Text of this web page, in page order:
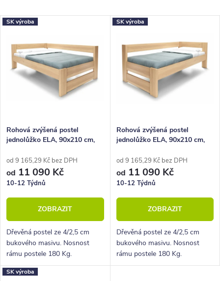
a
z
e
n
o
d
u
k
t
ů
Nejdražší
Nejprodávanější
Abecedně
V
ý
p
r
o
d
u
k
t
ů
SK výroba
Rohová zvýšená postel
jednolůžko ELA, 90x210 cm,
od 9 165,29 Kč bez DPH
od 11 090 Kč
10-12 Týdnů
ZOBRAZIT
Dřevěná postel ze 4/2,5 cm
bukového masivu. Nosnost
rámu postele 180 Kg.
Povrchová úprava lakem. Pevná
dřevěná lišta pro rošty.
SK výroba
Rohová zvýšená postel
jednolůžko ELA, 90x210 cm,
od 9 165,29 Kč bez DPH
od 11 090 Kč
10-12 Týdnů
ZOBRAZIT
Dřevěná postel ze 4/2,5 cm
bukového masivu. Nosnost
rámu postele 180 Kg.
Povrchová úprava lakem. Pevná
SK výroba